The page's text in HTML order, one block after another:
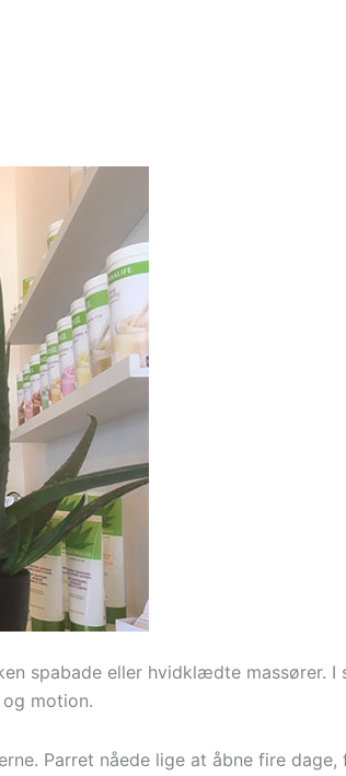
spabade eller hvidklædte massører. I
motion.
Parret nåede lige at åbne fire